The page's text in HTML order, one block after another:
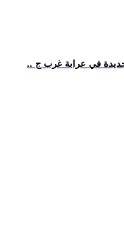
في عرابة غرب ج